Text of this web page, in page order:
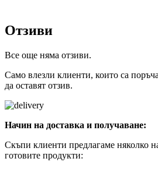
Отзиви
Все още няма отзиви.
Само влезли клиенти, които са
да оставят отзив.
Начин на доставка и получаване:
Скъпи клиенти предлагаме няколко
готовите продукти: